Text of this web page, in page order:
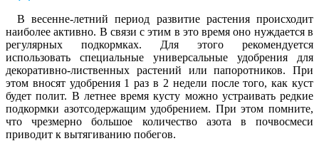
В весенне-летний период развитие растения происходит
наиболее активно. В связи с этим в это время оно нуждается в
регулярных подкормках. Для этого рекомендуется
использовать специальные универсальные удобрения для
декоративно-лиственных растений или папоротников. При
этом вносят удобрения 1 раз в 2 недели после того, как куст
будет полит. В летнее время кусту можно устраивать редкие
подкормки азотсодержащим удобрением. При этом помните,
что чрезмерно большое количество азота в почвосмеси
приводит к вытягиванию побегов.